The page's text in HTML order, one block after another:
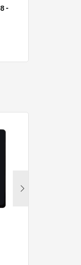
8 -
Next